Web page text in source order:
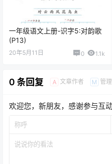
一年级语文上册-识字5:对韵歌
(P13)
20年5月11日 0 1.1k
0 条回复 A 文章作者 M 管
欢迎您，新朋友，感谢参与互动